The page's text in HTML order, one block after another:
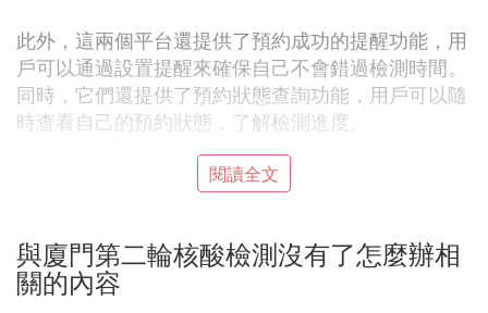
此外，這兩個平台還提供了預約成功的提醒功能，用
戶可以通過設置提醒來確保自己不會錯過檢測時間。
同時，它們還提供了預約狀態查詢功能，用戶可以隨
時查看自己的預約狀態，了解檢測進度。
無論是「美麗廈門智慧健康」還是「i廈門」，都致力
於為廣大市民提供更加便捷、高效的服務。它們不僅
驗。選擇合適的平台進行核酸檢測預約，不僅能節省
時間，還能確保檢測過程更加順暢。
閱讀全文
與廈門第二輪核酸檢測沒有了怎麼辦相
關的內容